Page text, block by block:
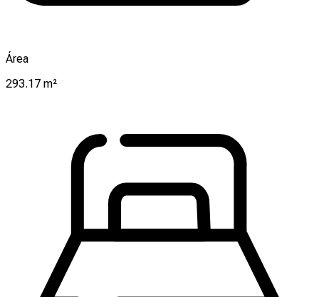
Área
293.17 m²